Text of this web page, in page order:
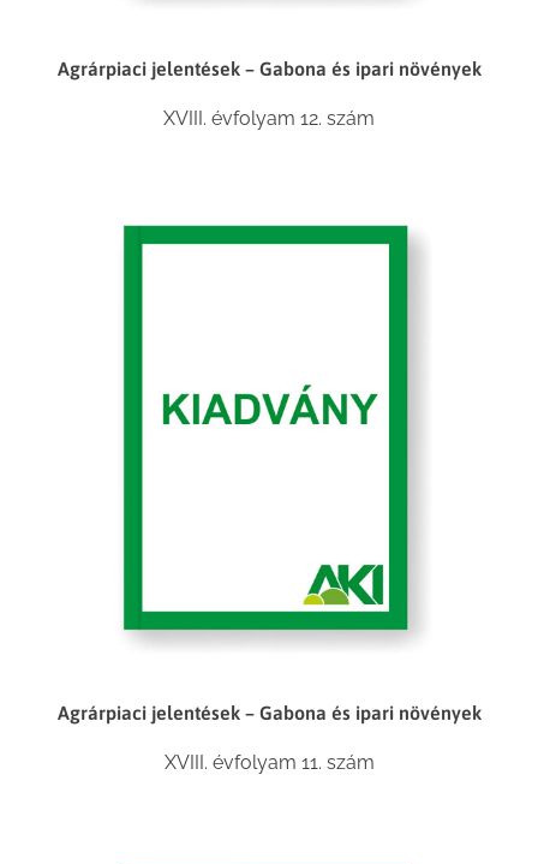
Agrárpiaci jelentések – Gabona és ipari növények
XVIII. évfolyam 12. szám
Agrárpiaci jelentések – Gabona és ipari növények
XVIII. évfolyam 11. szám